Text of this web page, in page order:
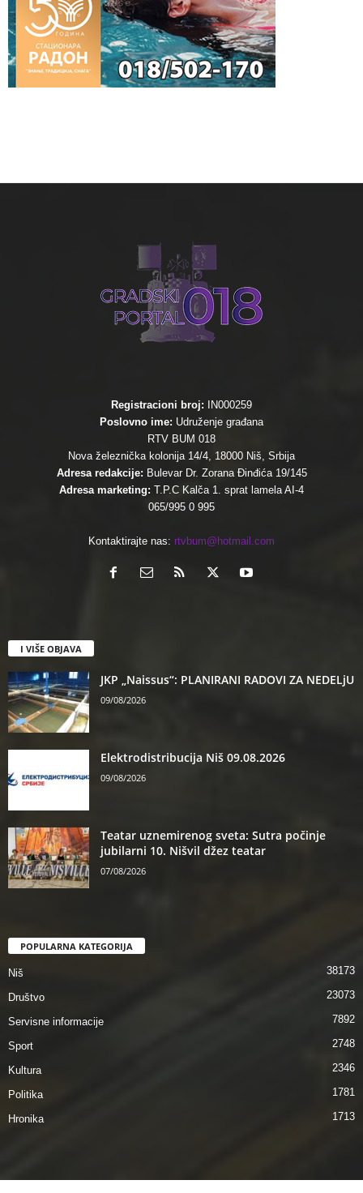
Registracioni broj:
IN000259
Poslovno ime: Udruženje građana
RTV BUM 018
Nova železnička kolonija 14/4, 18000 Niš, Srbija
Adresa redakcije: Bulevar Dr. Zorana Đinđića 19/145
Adresa marketing: T.P.C Kalča 1. sprat lamela AI-4
065/995 0 995
Kontaktirajte nas: rtvbum@hotmail.com
I VIŠE OBJAVA
JKP „Naissus“: PLANIRANI RADOVI ZA NEDELjU
09/08/2026
Elektrodistribucija Niš 09.08.2026
09/08/2026
Teatar uznemirenog sveta: Sutra počinje
jubilarni 10. Nišvil džez teatar
07/08/2026
POPULARNA KATEGORIJA
Niš 38173
Društvo 23073
Servisne informacije 7892
Sport 2748
Kultura 2346
Politika 1781
Hronika 1713